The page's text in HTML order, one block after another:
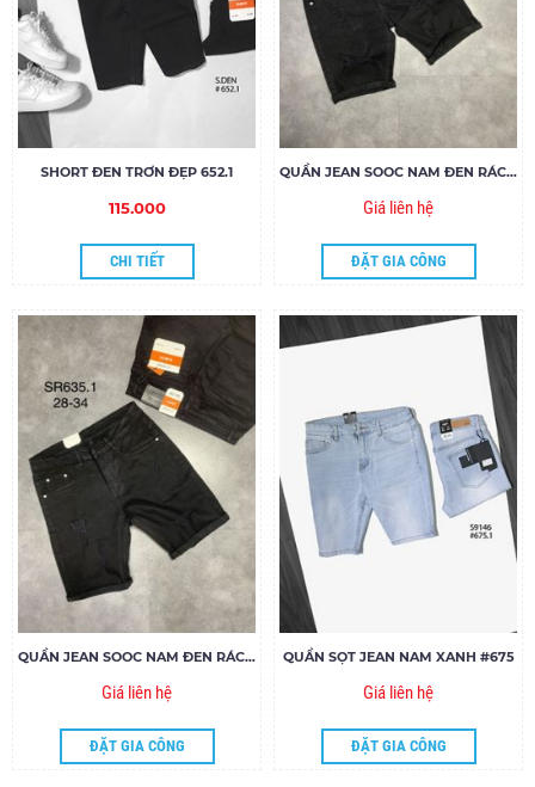
SHORT ĐEN TRƠN ĐẸP 652.1
115.000
CHI TIẾT
QUẦN JEAN SOOC NAM ĐEN RÁCH SR638.1
Giá liên hệ
ĐẶT GIA CÔNG
QUẦN JEAN SOOC NAM ĐEN RÁCH SR635.1
Giá liên hệ
ĐẶT GIA CÔNG
QUẦN SỌT JEAN NAM XANH #675
Giá liên hệ
ĐẶT GIA CÔNG